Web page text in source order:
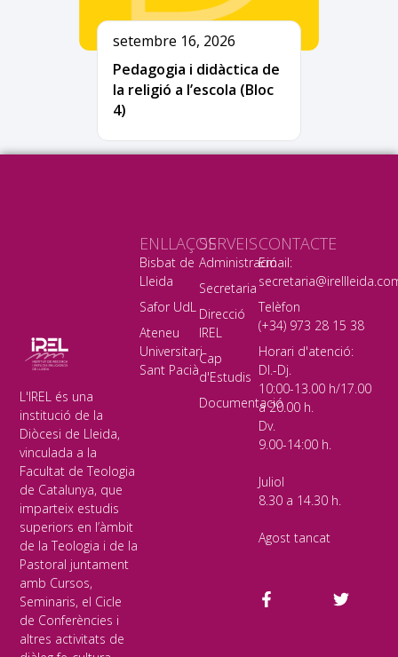
setembre 16, 2026
Pedagogia i didàctica de
la religió a l’escola (Bloc
4)
L'IREL és una
institució de la
Diòcesi de Lleida,
vinculada a la
Facultat de Teologia
de Catalunya, que
imparteix estudis
superiors en l’àmbit
de la Teologia i de la
Pastoral juntament
amb Cursos,
Seminaris, el Cicle
de Conferències i
altres activitats de
SERVEIS
Administració
Secretaria
Direcció
IREL
Cap
d'Estudis
Documentació
ENLLAÇOS
Bisbat de
Lleida
Safor UdL
Ateneu
Universitari
Sant Pacià
CONTACTE
Email:
Telèfon
(+34) 973 28 15 38
Horari d'atenció:
Dl.-Dj.
10:00-13.00 h/17.00
a 20.00 h.
Dv.
9.00-14:00 h.
Juliol
8.30 a 14.30 h.
Agost tancat